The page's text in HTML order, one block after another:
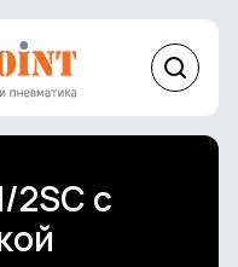
2SC с